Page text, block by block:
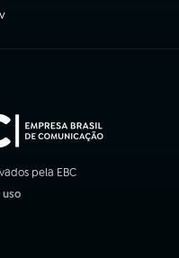
aba)
pela EBC
uso
aba)